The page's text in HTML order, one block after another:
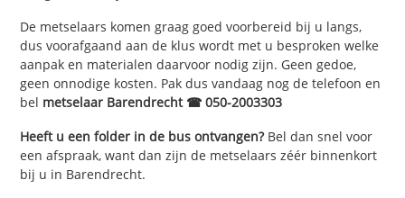
De metselaars komen graag goed voorbereid bij u langs,
dus voorafgaand aan de klus wordt met u besproken welke
aanpak en materialen daarvoor nodig zijn. Geen gedoe,
geen onnodige kosten. Pak dus vandaag nog de telefoon en
bel metselaar Barendrecht ☎ 050-2003303
Heeft u een folder in de bus ontvangen?Bel dan snel voor
een afspraak, want dan zijn de metselaars zéér binnenkort
bij u in Barendrecht.